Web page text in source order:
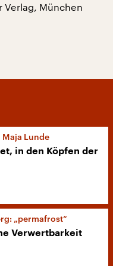
Verlag, München
Lunde
in den Köpfen der
„permafrost“
Verwertbarkeit